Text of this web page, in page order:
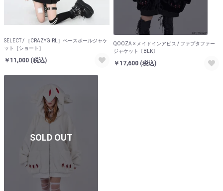
SELECT / ［CRAZYGIRL］ベースボールジャケ
ット［ショート］
￥11,000 (税込)
QOOZA × メイドインアビス / ファプタファー
ジャケット〔BLK〕
￥17,600 (税込)
SOLD OUT